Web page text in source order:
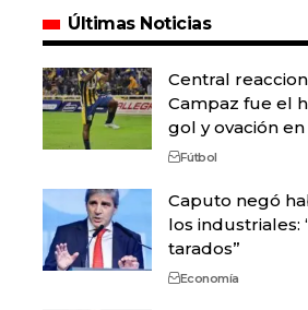
Últimas Noticias
Central
Campaz fue el
gol y ovación
Fútbol
Caputo negó
los industriales:
tarados”
Economía